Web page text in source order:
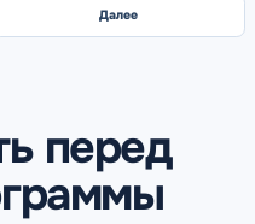
Далее
перед